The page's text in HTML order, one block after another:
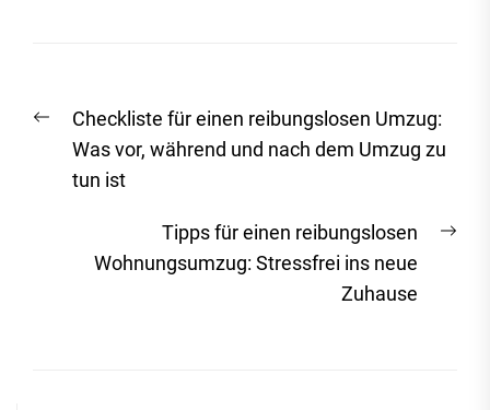
Navigation
Vorheriger
Beitrag:
Checkliste für einen reibungslosen Umzug:
Was vor, während und nach dem Umzug zu
tun ist
Tipps für einen reibungslosen
Wohnungsumzug: Stressfrei ins neue
Zuhause